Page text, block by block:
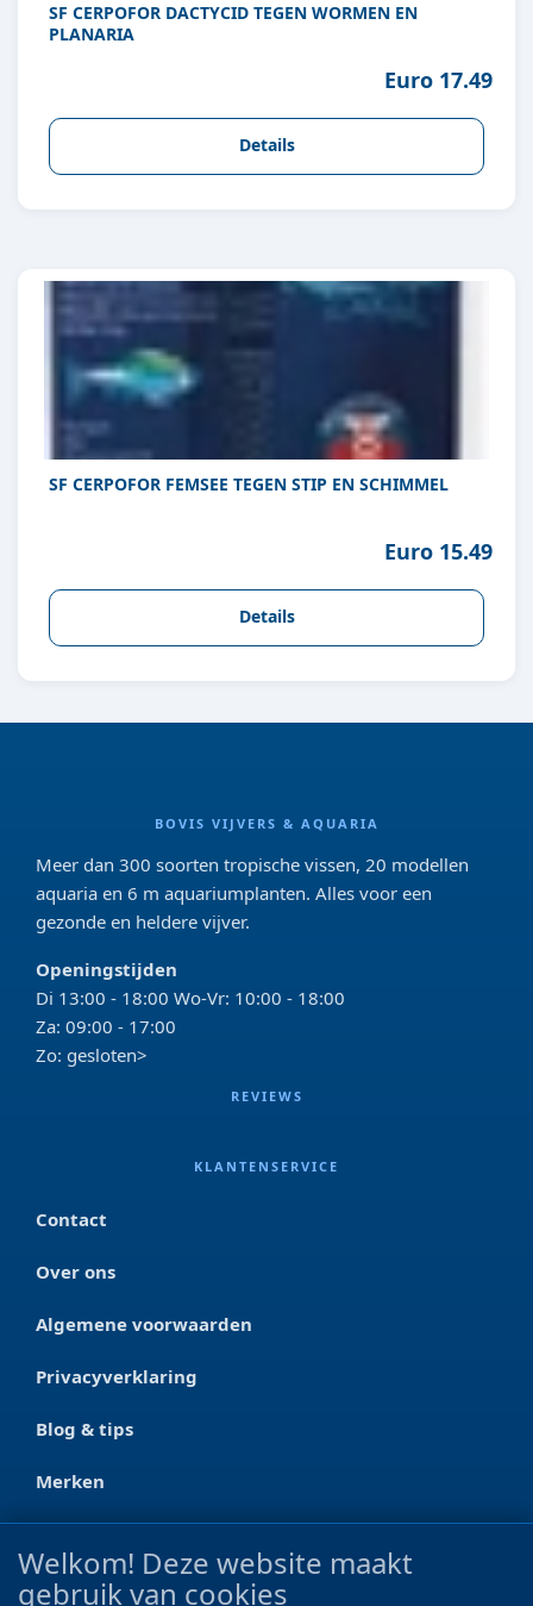
SF CERPOFOR DACTYCID TEGEN WORMEN EN
PLANARIA
Euro 17.49
Details
SF CERPOFOR FEMSEE TEGEN STIP EN SCHIMMEL
Euro 15.49
Details
BOVIS VIJVERS & AQUARIA
Meer dan 300 soorten tropische vissen, 20 modellen
aquaria en 6 m aquariumplanten. Alles voor een
gezonde en heldere vijver.
Openingstijden
Di 13:00 - 18:00 Wo-Vr: 10:00 - 18:00
Za: 09:00 - 17:00
Zo: gesloten>
REVIEWS
KLANTENSERVICE
Contact
Over ons
Algemene voorwaarden
Privacyverklaring
Blog & tips
Merken
CONTACT
Ootmarsumseweg 125a
Welkom! Deze website maakt
gebruik van cookies